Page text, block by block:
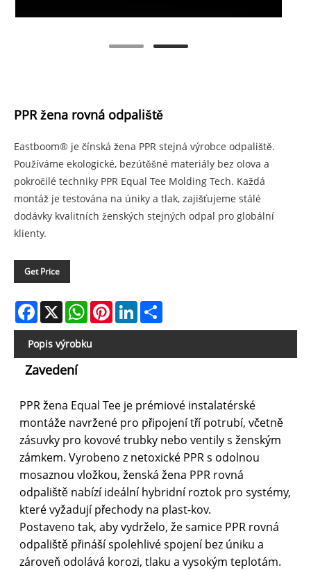
PPR žena rovná odpaliště
Eastboom® je čínská žena PPR stejná výrobce odpaliště.
Používáme ekologické, bezútěšné materiály bez olova a
pokročilé techniky PPR Equal Tee Molding Tech. Každá
montáž je testována na úniky a tlak, zajišťujeme stálé
dodávky kvalitních ženských stejných odpal pro globální
klienty.
Get Price
Facebook
X WhatsAppPinterestLinkedIn
Popis výrobku
Zavedení
PPR žena Equal Tee je prémiové instalatérské
montáže navržené pro připojení tří potrubí, včetně
zásuvky pro kovové trubky nebo ventily s ženským
zámkem. Vyrobeno z netoxické PPR s odolnou
mosaznou vložkou, ženská žena PPR rovná
odpaliště nabízí ideální hybridní roztok pro systémy,
které vyžadují přechody na plast-kov.
Postaveno tak, aby vydrželo, že samice PPR rovná
odpaliště přináší spolehlivé spojení bez úniku a
zároveň odolává korozi, tlaku a vysokým teplotám.